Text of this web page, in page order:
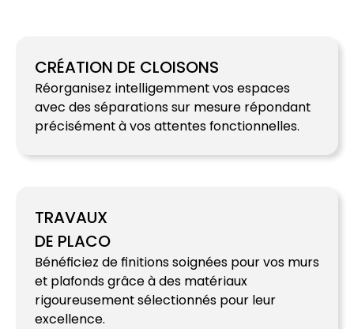
CRÉATION DE CLOISONS
Réorganisez intelligemment vos espaces
avec des séparations sur mesure répondant
précisément à vos attentes fonctionnelles.
TRAVAUX
DE PLACO
Bénéficiez de finitions soignées pour vos murs
et plafonds grâce à des matériaux
rigoureusement sélectionnés pour leur
excellence.